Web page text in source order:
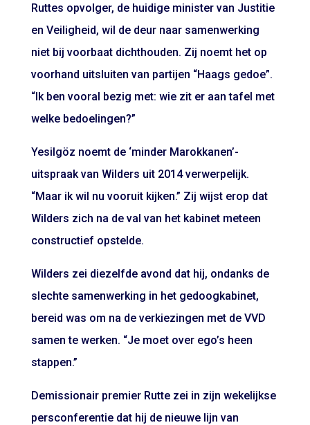
Ruttes opvolger, de huidige minister van Justitie
en Veiligheid, wil de deur naar samenwerking
niet bij voorbaat dichthouden. Zij noemt het op
voorhand uitsluiten van partijen “Haags gedoe”.
“Ik ben vooral bezig met: wie zit er aan tafel met
welke bedoelingen?”
Yesilgöz noemt de ‘minder Marokkanen’-
uitspraak van Wilders uit 2014 verwerpelijk.
“Maar ik wil nu vooruit kijken.” Zij wijst erop dat
Wilders zich na de val van het kabinet meteen
constructief opstelde.
Wilders zei diezelfde avond dat hij, ondanks de
slechte samenwerking in het gedoogkabinet,
bereid was om na de verkiezingen met de VVD
samen te werken. “Je moet over ego’s heen
stappen.”
Demissionair premier Rutte zei in zijn wekelijkse
persconferentie dat hij de nieuwe lijn van